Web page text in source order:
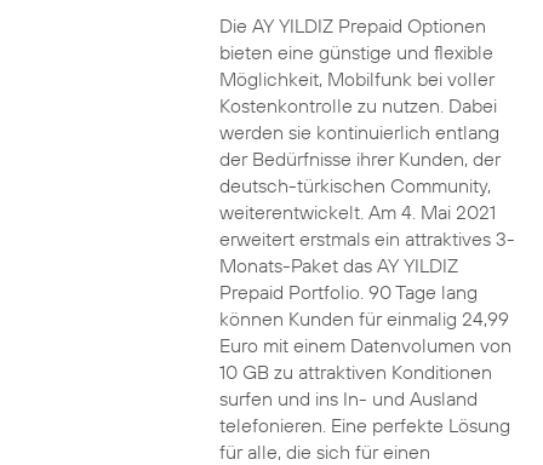
Die AY YILDIZ Prepaid Optionen
bieten eine günstige und flexible
Möglichkeit, Mobilfunk bei voller
Kostenkontrolle zu nutzen. Dabei
werden sie kontinuierlich entlang
der Bedürfnisse ihrer Kunden, der
deutsch-türkischen Community,
weiterentwickelt. Am 4. Mai 2021
erweitert erstmals ein attraktives 3-
Monats-Paket das AY YILDIZ
Prepaid Portfolio. 90 Tage lang
können Kunden für einmalig 24,99
Euro mit einem Datenvolumen von
10 GB zu attraktiven Konditionen
surfen und ins In- und Ausland
telefonieren. Eine perfekte Lösung
für alle, die sich für einen